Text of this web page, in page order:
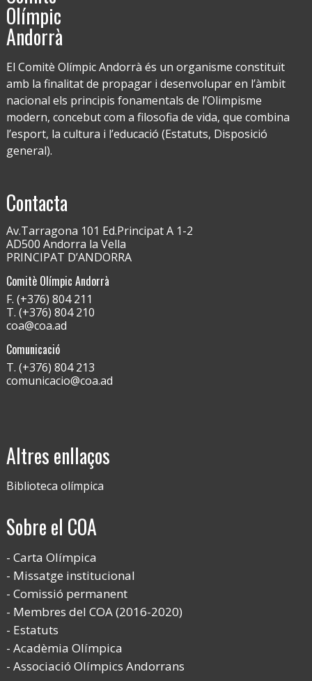
Olímpic
Andorrà
El Comitè Olímpic Andorrà és un organisme constituït
amb la finalitat de propagar i desenvolupar en l’àmbit
nacional els principis fonamentals de l’Olimpisme
modern, concebut com a filosofia de vida, que combina
l’esport, la cultura i l’educació (Estatuts, Disposició
general).
Contacta
Av.Tarragona 101 Ed.Principat A 1-2
AD500 Andorra la Vella
PRINCIPAT D’ANDORRA
Comitè Olímpic Andorrà
F. (+376) 804 211
T. (+376) 804 210
coa@coa.ad
Comunicació
T. (+376) 804 213
comunicacio@coa.ad
Altres enllaços
Biblioteca olímpica
Sobre el COA
Carta Olímpica
Missatge institucional
Comissió permanent
Membres del COA (2016-2020)
Estatuts
Acadèmia Olímpica
Associació Olímpics Andorrans